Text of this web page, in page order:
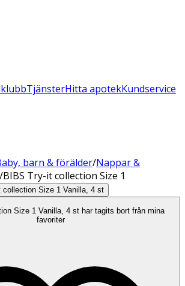
TjänsterHitta apotekKundservice
barn & förälder/Nappar &
/BIBS Try-it collection Size 1
Size 1 Vanilla, 4 st har tagits bort från mina
favoriter